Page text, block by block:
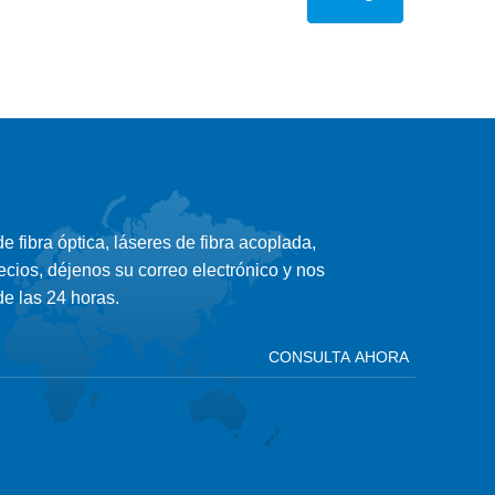
fibra óptica, láseres de fibra acoplada,
déjenos su correo electrónico y nos
las 24 horas.